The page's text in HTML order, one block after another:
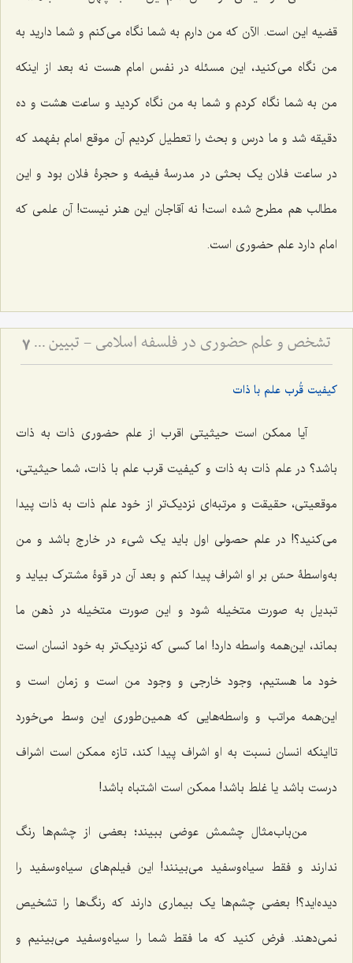
قضیه این است. الآن که من دارم به شما نگاه می‌کنم و شما دارید به
من نگاه می‌کنید، این مسئله در نفس امام هست نه بعد از اینکه
من به شما نگاه کردم و شما به من نگاه کردید و ساعت هشت و ده
دقیقه شد و ما درس و بحث را تعطیل کردیم آن موقع امام بفهمد که
در ساعت فلان یک بحثی در مدرسۀ فیضه و حجرۀ فلان بود و این
مطالب هم مطرح شده است! نه آقاجان این هنر نیست! آن علمی که
امام دارد علم حضوری است.
تشخص و علم حضوری در فلسفه اسلامی - تبیین جایگاه علم حضوری در احاطه بر هستی 7
کیفیت قُرب علم با ذات
آیا ممکن است حیثیتی اقرب از علم حضوری ذات به ذات
باشد؟ در علم ذات به ذات و کیفیت قرب علم با ذات، شما حیثیتی،
موقعیتی، حقیقت و مرتبه‌ای نزدیک‌تر از خود علم ذات به ذات پیدا
می‌کنید؟! در علم حصولی اول باید یک شی‌ء در خارج باشد و من
به‌واسطۀ حسّ بر او اشراف پیدا کنم و بعد آن در قوۀ مشترک بیاید و
تبدیل به صورت متخیله شود و این صورت متخیله در ذهن ما
بماند، این‌همه واسطه دارد! اما کسی که نزدیک‌تر به خود انسان است
خود ما هستیم، وجود خارجی و وجود من است و زمان است و
این‌همه مراتب و واسطه‌هایی که همین‌طوری این وسط می‌خورد
تااینکه انسان نسبت به او اشراف پیدا کند، تازه ممکن است اشراف
درست باشد یا غلط باشد! ممکن است اشتباه باشد!
من‌باب‌مثال چشمش عوضی ببیند؛ بعضی از چشم‌ها رنگ
ندارند و فقط سیاه‌وسفید می‌بینند! این فیلم‌های سیاه‌وسفید را
دیده‌اید؟! بعضی چشم‌ها یک بیماری دارند که رنگ‌ها را تشخیص
نمی‌دهند. فرض کنید که ما فقط شما را سیاه‌وسفید می‌بینیم و